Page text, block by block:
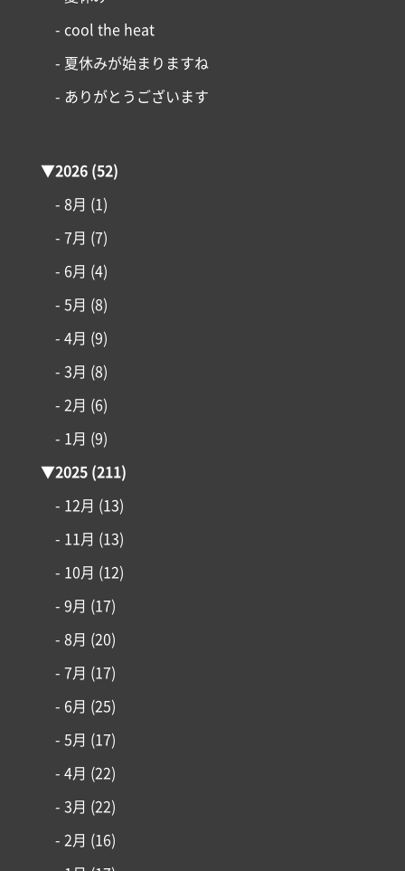
コンセプト
施工事例
アイフルホームについて
リフォーム・リノベーション
土地情報
インフォメーション
- cool the heat
- 夏休みが始まりますね
- ありがとうございます
▼2026(52)
- 8月 (1)
- 7月 (7)
- 6月 (4)
- 5月 (8)
- 4月 (9)
- 3月 (8)
- 2月 (6)
- 1月 (9)
▼2025(211)
- 12月 (13)
- 11月 (13)
- 10月 (12)
- 9月 (17)
- 8月 (20)
- 7月 (17)
- 6月 (25)
- 5月 (17)
- 4月 (22)
- 3月 (22)
- 2月 (16)